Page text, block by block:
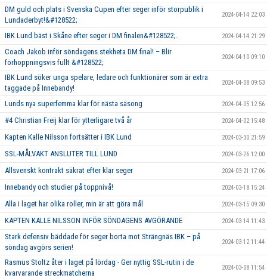
DM guld och plats i Svenska Cupen efter seger inför storpublik i
Lundaderbyt!&#128522;
2024-04-14 22:03
IBK Lund bäst i Skåne efter seger i DM finalen&#128522;. 2024-04-14 21:29
Coach Jakob inför söndagens stekheta DM final! – Blir
förhoppningsvis fullt &#128522;
2024-04-10 09:10
IBK Lund söker unga spelare, ledare och funktionärer som är extra
taggade på Innebandy!
2024-04-08 09:53
Lunds nya superfemma klar för nästa säsong 2024-04-05 12:56
#4 Christian Freij klar för ytterligare två år 2024-04-02 15:48
Kapten Kalle Nilsson fortsätter i IBK Lund 2024-03-30 21:59
SSL-MÅLVAKT ANSLUTER TILL LUND 2024-03-26 12:00
Allsvenskt kontrakt säkrat efter klar seger 2024-03-21 17:06
Innebandy och studier på toppnivå! 2024-03-18 15:24
Alla i laget har olika roller, min är att göra mål 2024-03-15 09:30
KAPTEN KALLE NILSSON INFÖR SÖNDAGENS AVGÖRANDE 2024-03-14 11:43
Stark defensiv bäddade för seger borta mot Strängnäs IBK – på
söndag avgörs serien!
2024-03-12 11:44
Rasmus Stoltz åter i laget på lördag - Ger nyttig SSL-rutin i de
kvarvarande streckmatcherna
2024-03-08 11:54